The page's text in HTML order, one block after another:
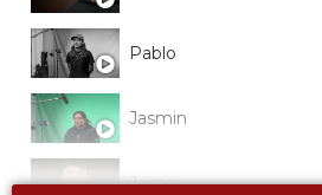
Pablo
Jasmin
Jesse